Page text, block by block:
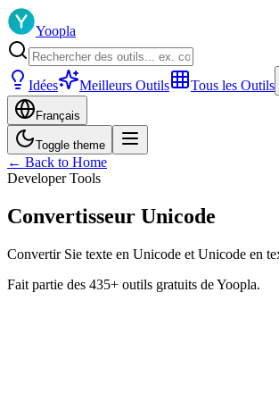
Yoopla
Idées Meilleurs Outils Tous les Outils
Français
Toggle theme
← Back to Home
Developer Tools
Convertisseur Unicode
Convertir Sie texte en Unicode et Unicode en
Fait partie des 435+ outils gratuits de Yoopla.